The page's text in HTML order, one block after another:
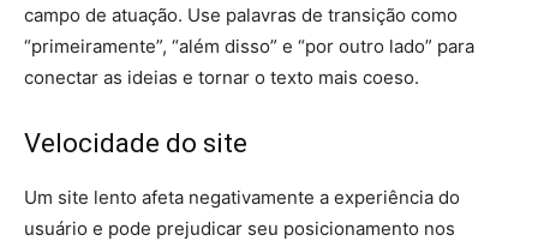
campo de atuação. Use palavras de transição como
“primeiramente”, “além disso” e “por outro lado” para
conectar as ideias e tornar o texto mais coeso.
Velocidade do site
Um site lento afeta negativamente a experiência do
usuário e pode prejudicar seu posicionamento nos